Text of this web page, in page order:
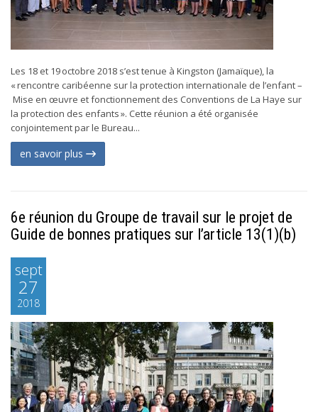
Les 18 et 19 octobre 2018 s’est tenue à Kingston (Jamaïque), la
« rencontre caribéenne sur la protection internationale de l’enfant –
Mise en œuvre et fonctionnement des Conventions de La Haye sur
la protection des enfants ». Cette réunion a été organisée
conjointement par le Bureau...
en savoir plus
6e réunion du Groupe de travail sur le projet de
Guide de bonnes pratiques sur l’article 13(1)(b)
sept
27
2018